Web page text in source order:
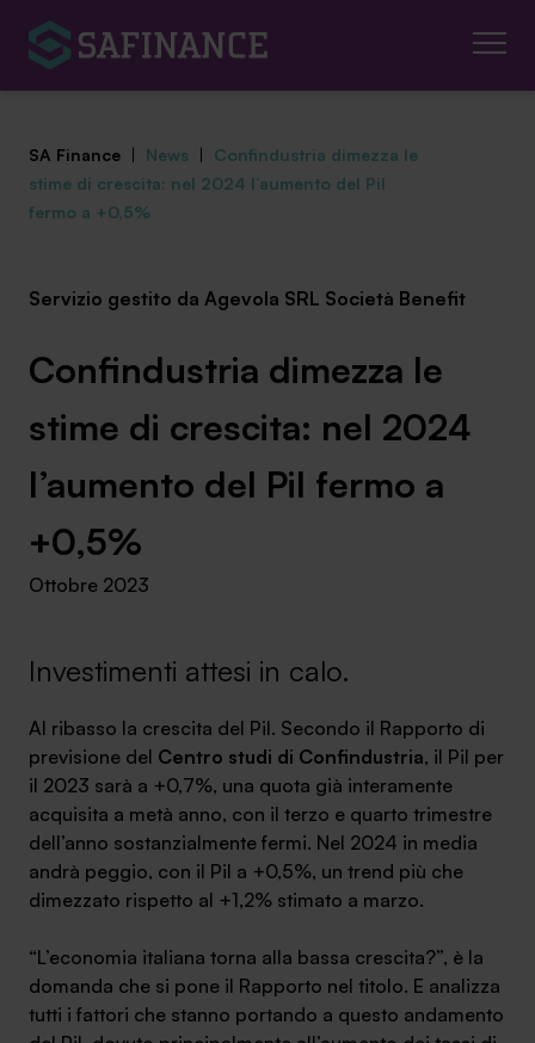
Centro studi
News ed eventi
Chi siamo
Ambassador
Lavora con noi
+030.3540104
info@safinance.it
SA Finance | News | Confindustria dimezza le
stime di crescita: nel 2024 l’aumento del Pil
fermo a +0,5%
Servizio gestito da Agevola SRL Società Benefit
Confindustria dimezza le
stime di crescita: nel 2024
l’aumento del Pil fermo a
+0,5%
Ottobre 2023
Investimenti attesi in calo.
Al ribasso la crescita del Pil. Secondo il Rapporto di
previsione del Centro studi di Confindustria, il Pil per
il 2023 sarà a +0,7%, una quota già interamente
acquisita a metà anno, con il terzo e quarto trimestre
dell’anno sostanzialmente fermi. Nel 2024 in media
andrà peggio, con il Pil a +0,5%, un trend più che
dimezzato rispetto al +1,2% stimato a marzo.
“L’economia italiana torna alla bassa crescita?”, è la
domanda che si pone il Rapporto nel titolo. E analizza
tutti i fattori che stanno portando a questo andamento